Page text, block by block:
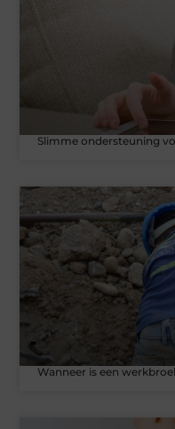
Slimme ondersteuning
Wanneer is een